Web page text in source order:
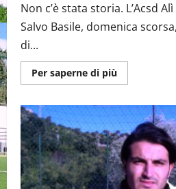
Non c’è stata storia. L’Acsd
Salvo Basile, domenica
di...
Per saperne di piùMaggiori
informazioni
capolista
Alì
Terme
forza
cinque
contro
il
Lanza.